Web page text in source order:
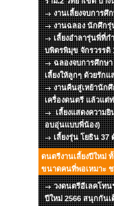
งานเลี้ยงจบการศึ
งานฉลอง นักศึกรุ่
เลี้ยงอำลารุ่นพี่ที่ก
บพิตรพิมุข จักรวรรดิ
ฉลองจบการศึกษ
เลี้ยงให้ลูกๆ ด้วยรัก
งานคืนสู่เหย้านักศึ
เครื่องดนตรี แล้วแต่
เลี้ยงแสดงความ
อบอุ่นแบบพี่น้อง)
เลี้ยงรุ่น โยธิน 37
ดนตรีงานเลี้ยงปีใหม่
ขนาดคนที่พอเหมาะ ช
วงดนตรีอีเลคโทน
ปีใหม่ 2566 สนุกกันเ